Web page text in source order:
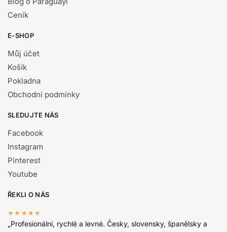
Ceník
E-SHOP
Můj účet
Košík
Pokladna
Obchodní podmínky
SLEDUJTE NÁS
Facebook
Instagram
Pinterest
Youtube
ŘEKLI O NÁS
★★★★★
„Profesionální, rychlé a levné. Česky, slovensky, španělsky a